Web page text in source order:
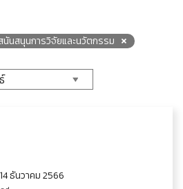
นันสนุนการวิจัยและนวัตกรรม
ธันวาคม 2566